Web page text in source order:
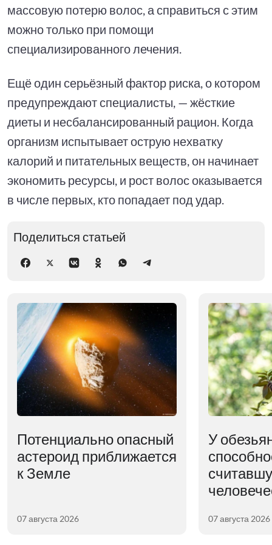
массовую потерю волос, а справиться с этим
можно только при помощи
специализированного лечения.
Ещё один серьёзный фактор риска, о котором
предупреждают специалисты, — жёсткие
диеты и несбалансированный рацион. Когда
организм испытывает острую нехватку
калорий и питательных веществ, он начинает
экономить ресурсы, и рост волос оказывается
в числе первых, кто попадает под удар.
Поделиться статьей
Потенциально опасный
астероид приближается
к Земле
07 августа 2026
У
07 августа 2026